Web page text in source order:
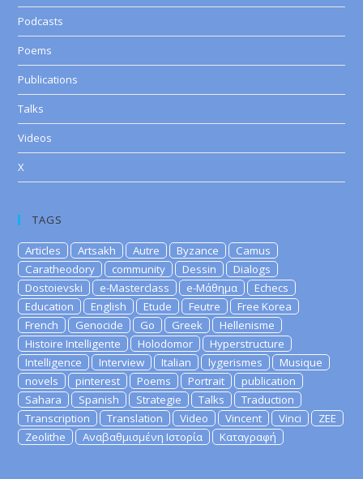
Podcasts
Poems
Publications
Talks
Videos
X
TAGS
Articles Artsakh Autre Byzance
Camus
Caratheodory
community Dessin
Dialogs
Dostoievski
e-Masterclass e-Μάθημα
Echecs
Education
English Etude Feutre
Free Korea
French
Genocide Go Greek
Hellenisme
Histoire Intelligente
Holodomor
Hyperstructure
Intelligence
Interview Italian lygerismes
Musique
novels
pinterest Poems Portrait
publication
Sahara
Spanish Strategie Talks
Traduction
Transcription
Translation Video Vincent Vinci
ZEE
Zeolithe
Αναβαθμισμένη Ιστορία Καταγραφή